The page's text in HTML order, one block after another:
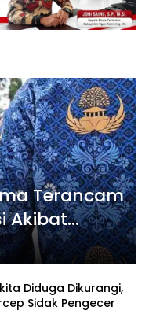
Terancam
Akibat
Palsu
Diduga Dikurangi,
Sidak Pengecer